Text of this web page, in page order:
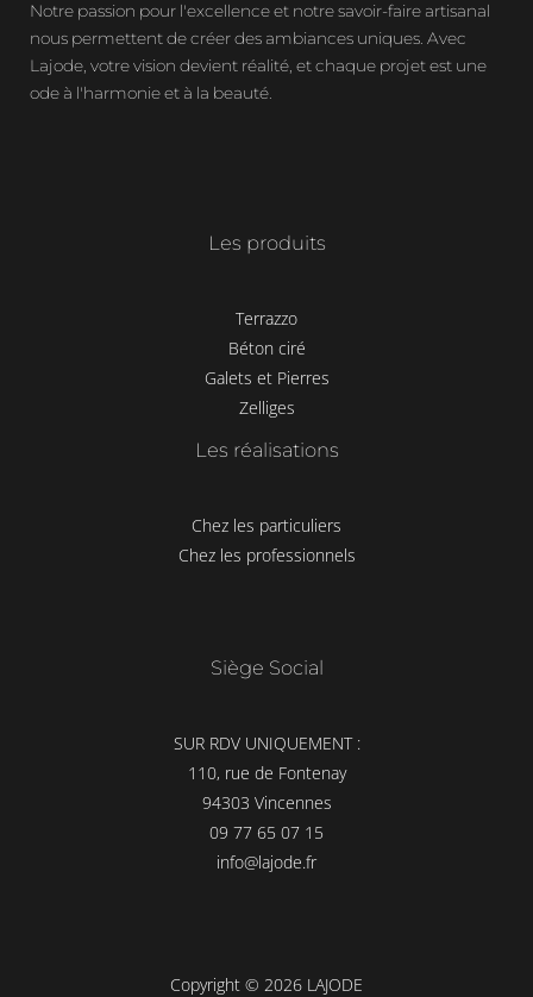
Notre passion pour l'excellence et notre savoir-faire artisanal
nous permettent de créer des ambiances uniques. Avec
Lajode, votre vision devient réalité, et chaque projet est une
ode à l'harmonie et à la beauté.
Les produits
Terrazzo
Béton ciré
Galets et Pierres
Zelliges
Les réalisations
Chez les particuliers
Chez les professionnels
Siège Social
SUR RDV UNIQUEMENT :
110, rue de Fontenay
94303 Vincennes
09 77 65 07 15
info@lajode.fr
Copyright © 2026 LAJODE